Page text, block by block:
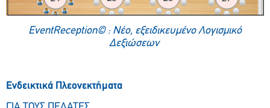
EventReception© : Νέο, εξειδικευμένο Λογισμικό
Δεξιώσεων
Ενδεικτικά Πλεονεκτήματα